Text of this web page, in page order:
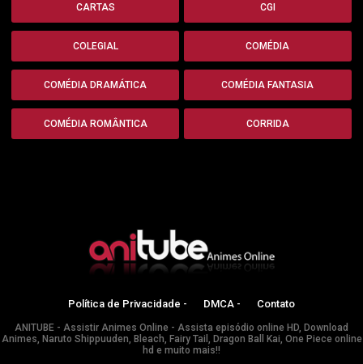
CARTAS CGI
COLEGIAL COMÉDIA
COMÉDIA DRAMÁTICA COMÉDIA FANTASIA
COMÉDIA ROMÂNTICA CORRIDA
Política de Privacidade - DMCA - Contato
ANITUBE - Assistir Animes Online - Assista episódio online HD, Download
Animes, Naruto Shippuuden, Bleach, Fairy Tail, Dragon Ball Kai, One Piece online
hd e muito mais!!